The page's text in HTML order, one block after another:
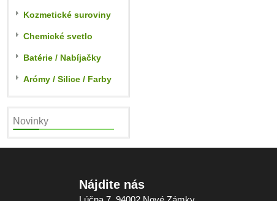
Kozmetické suroviny
Chemické svetlo
Batérie / Nabíjačky
Arómy / Silice / Farby
Novinky
Nájdite nás